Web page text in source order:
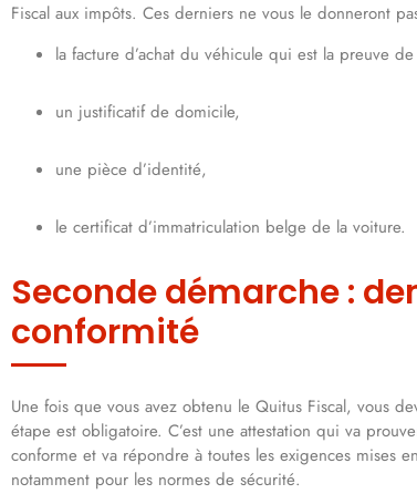
Fiscal aux impôts. Ces derniers ne vous le donneront
la facture d’achat du véhicule qui est la preuve
un justificatif de domicile,
une pièce d’identité,
le certificat d’immatriculation belge de la voiture.
Seconde démarche :
conformité
Une fois que vous avez obtenu le Quitus Fiscal, vous
étape est obligatoire. C’est une attestation qui va
conforme et va répondre à toutes les exigences mises
notamment pour les normes de sécurité.